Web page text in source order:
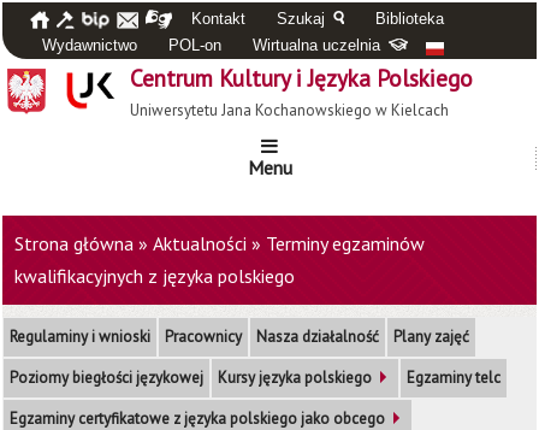
Kontakt Szukaj
Biblioteka
Wydawnictwo
POL-on Wirtualna uczelnia
Centrum Kultury i Języka Polskiego
Uniwersytetu Jana Kochanowskiego w Kielcach
Menu
Strona główna » Aktualności » Terminy egzaminów
kwalifikacyjnych z języka polskiego
Regulaminy i wnioski Pracownicy Nasza działalność
Plany zajęć
Poziomy biegłości językowej
Kursy języka polskiego
Egzaminy telc
Egzaminy certyfikatowe z języka polskiego jako obcego